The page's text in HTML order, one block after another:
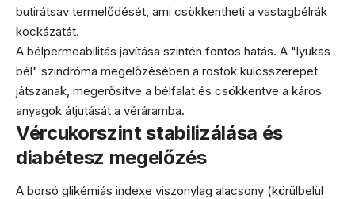
butirátsav termelődését, ami csökkentheti a vastagbélrák
kockázatát.
A bélpermeabilitás javítása szintén fontos hatás. A "lyukas
bél" szindróma megelőzésében a rostok kulcsszerepet
játszanak, megerősítve a bélfalat és csökkentve a káros
anyagok átjutását a véráramba.
Vércukorszint stabilizálása és
diabétesz megelőzés
A borsó glikémiás indexe viszonylag alacsony (körülbelül